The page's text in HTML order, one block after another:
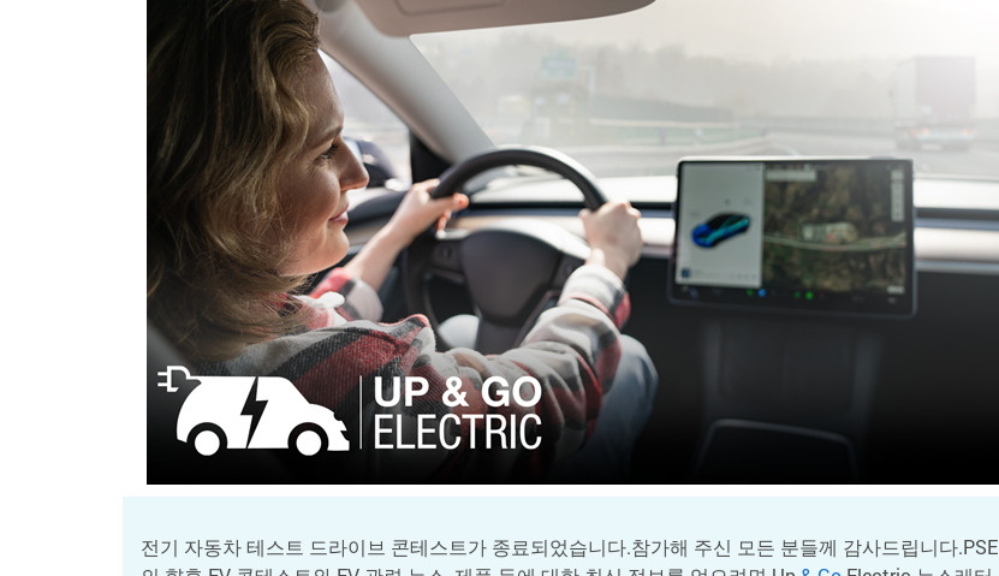
전기 자동차 테스트 드라이브 콘테스트가 종료되었습니다.참가해 주신 모든 분들께 감사드립니다.PSE